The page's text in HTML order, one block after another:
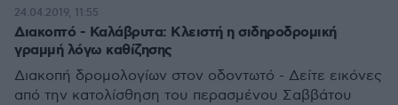
Διακοπτό - Καλάβρυτα: Κλειστή η σιδηροδρομική
γραμμή λόγω καθίζησης
Διακοπή δρομολογίων στον οδοντωτό - Δείτε εικόνες
από την κατολίσθηση του περασμένου Σαββάτου
24.04.2019, 11:55